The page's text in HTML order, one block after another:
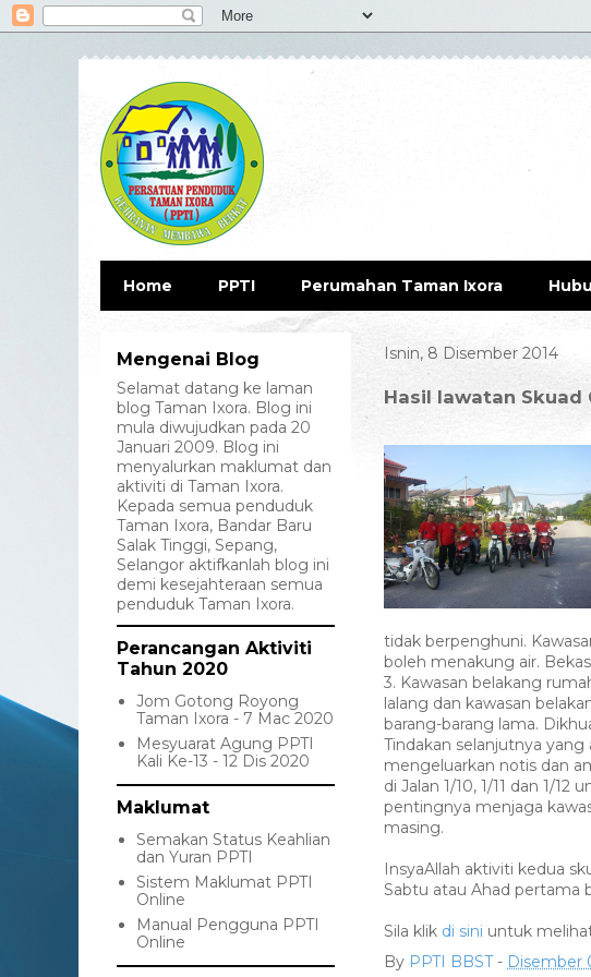
Home PPTI Perumahan Taman Ixora
Isnin, 8 Disember 2014
Hasil lawatan Skuad
tidak berpenghuni.
boleh menakung air.
3. Kawasan belakang
lalang dan kawasan
barang-barang lama.
Tindakan selanjutnya yang
mengeluarkan notis dan
di Jalan 1/10, 1/11 dan 1/
pentingnya menjaga
masing.
InsyaAllah aktiviti kedua
Sabtu atau Ahad pertama
Sila klik di sini untuk
By PPTI BBST - Disember
Mengenai Blog
Selamat datang ke laman
blog Taman Ixora. Blog ini
mula diwujudkan pada 20
Januari 2009. Blog ini
menyalurkan maklumat dan
aktiviti di Taman Ixora.
Kepada semua penduduk
Taman Ixora, Bandar Baru
Salak Tinggi, Sepang,
Selangor aktifkanlah blog ini
demi kesejahteraan semua
penduduk Taman Ixora.
Perancangan Aktiviti
Tahun 2020
Jom Gotong Royong
Taman Ixora - 7 Mac 2020
Mesyuarat Agung PPTI
Kali Ke-13 - 12 Dis 2020
Maklumat
Semakan Status Keahlian
dan Yuran PPTI
Sistem Maklumat PPTI
Online
Manual Pengguna PPTI
Online